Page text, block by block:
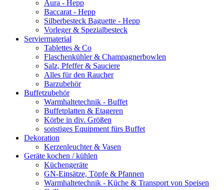
Aura - Hepp
Baccarat - Hepp
Silberbesteck Baguette - Hepp
Vorleger & Spezialbesteck
Serviermaterial
Tablettes & Co
Flaschenkühler & Champagnerbowlen
Salz, Pfeffer & Sauciere
Alles für den Raucher
Barzubehör
Buffetzubehör
Warmhaltetechnik - Buffet
Buffetplatten & Etageren
Körbe in div. Größen
sonstiges Equipment fürs Buffet
Dekoration
Kerzenleuchter & Vasen
Geräte kochen / kühlen
Küchengeräte
GN-Einsätze, Töpfe & Pfannen
Warmhaltetechnik - Küche & Transport von Speisen